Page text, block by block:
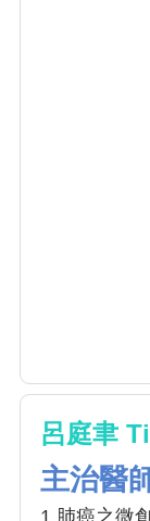
呂庭聿
主治醫
1.肺癌之微